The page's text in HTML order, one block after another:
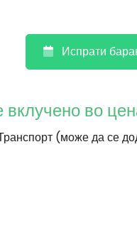
Испрати
вклучено во
(може да се